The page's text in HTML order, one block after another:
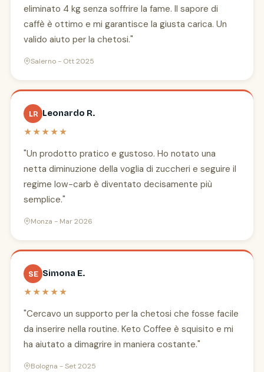
eliminato 4 kg senza soffrire la fame. Il sapore di
caffè è ottimo e mi garantisce la giusta carica. Un
valido aiuto per la chetosi."
Salerno - Ott 2025
LR
Leonardo R.
★★★★★
"Un prodotto pratico e gustoso. Ho notato una
netta diminuzione della voglia di zuccheri e seguire il
regime low-carb è diventato decisamente più
semplice."
Monza - Mar 2026
SE Simona E.
★★★★★
"Cercavo un supporto per la chetosi che fosse facile
da inserire nella routine. Keto Coffee è squisito e mi
ha aiutato a dimagrire in maniera costante."
Bologna - Set 2025